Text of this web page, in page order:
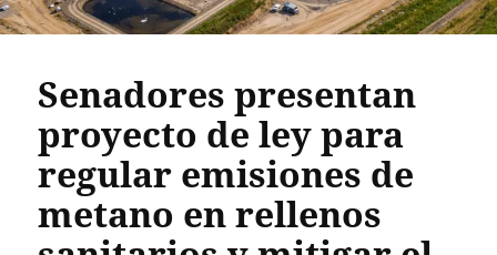
Senadores presentan
proyecto de ley para
regular emisiones de
metano en rellenos